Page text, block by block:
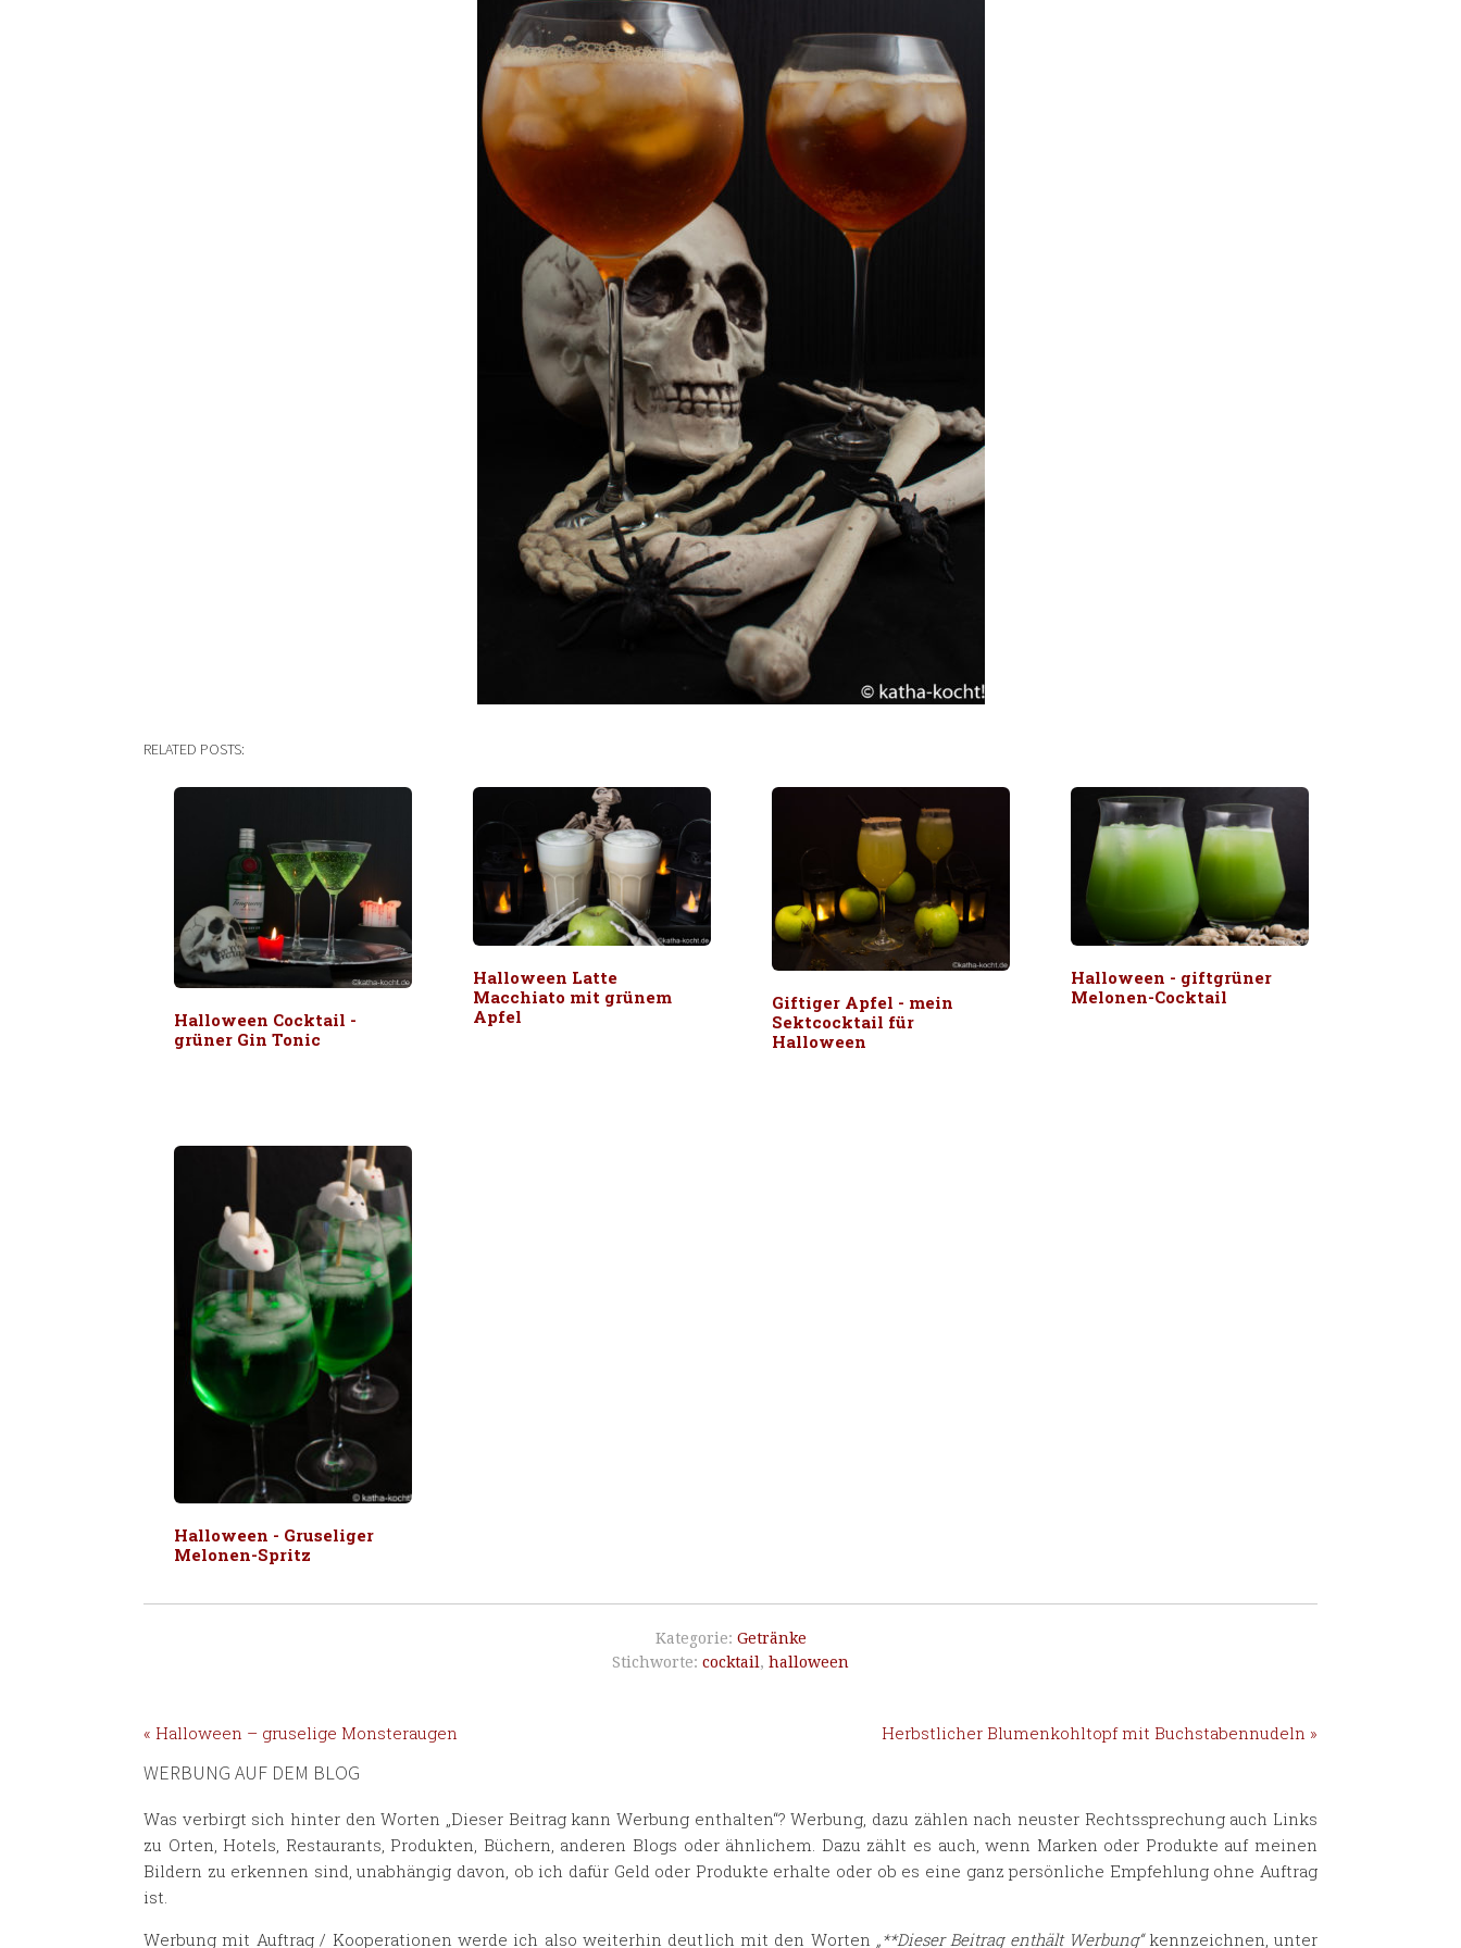
RELATED POSTS:
Halloween Cocktail -
grüner Gin Tonic
Halloween Latte
Macchiato mit grünem
Apfel
Giftiger Apfel - mein
Sektcocktail für
Halloween
Halloween - giftgrüner
Melonen-Cocktail
Halloween - Gruseliger
Melonen-Spritz
Kategorie: Getränke
Stichworte: cocktail, halloween
« Halloween – gruselige Monsteraugen Herbstlicher Blumenkohltopf mit Buchstabennudeln »
WERBUNG AUF DEM BLOG
Was verbirgt sich hinter den Worten „Dieser Beitrag kann Werbung enthalten“? Werbung, dazu zählen nach neuster Rechtssprechung auch Links
zu Orten, Hotels, Restaurants, Produkten, Büchern, anderen Blogs oder ähnlichem. Dazu zählt es auch, wenn Marken oder Produkte auf meinen
Bildern zu erkennen sind, unabhängig davon, ob ich dafür Geld oder Produkte erhalte oder ob es eine ganz persönliche Empfehlung ohne Auftrag
ist.
Werbung mit Auftrag / Kooperationen werde ich also weiterhin deutlich mit den Worten „**Dieser Beitrag enthält Werbung“kennzeichnen, unter